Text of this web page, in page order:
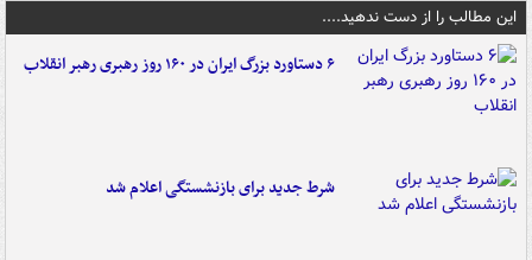
این مطالب را از دست ندهید....
۶ دستاورد بزرگ ایران در ۱۶۰ روز رهبری رهبر انقلاب
شرط جدید برای بازنشستگی اعلام شد